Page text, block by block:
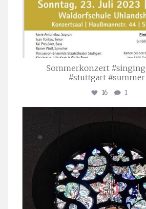
Sommerkonzert
#stuttgart #summer
16 1
Apr. 1